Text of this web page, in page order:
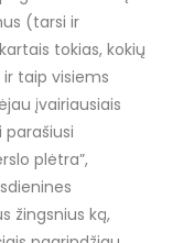
(tarsi ir
tokias, kokių
taip visiems
įvairiausiais
parašiusi
plėtra”,
žingsnius ką,